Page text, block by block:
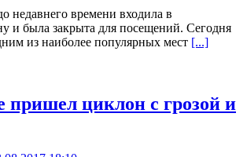
недавнего времени входила в
и была закрыта для посещений. Сегодня
из наиболее популярных мест [...]
циклон с грозой и